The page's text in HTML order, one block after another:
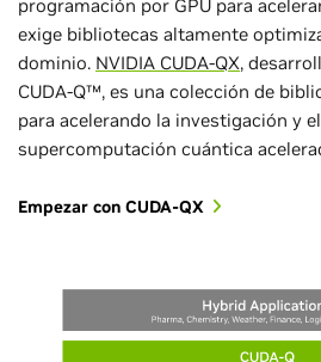
programación por GPU para
exige bibliotecas altamente
dominio. NVIDIA CUDA-QX,
CUDA-Q™, es una colección de
para acelerando la investigación y
supercomputación cuántica
Empezar con CUDA-QX